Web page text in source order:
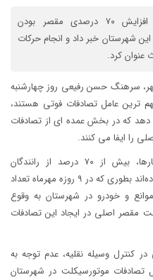
فرمانده انتظامی شهرستان میانه از افزایش ۷۰ درصدی مقصر بودن
شهرستان خبر داد و انجام حرکات
عنوان کرد.
سرهنگ حسن رفیعی روز چهارشنبه
ترین عامل تصادفات فوتی هستند،
که در بخش عمده ای از تصادفات
را ایفا می کنند.
این مقام انتظامی افزود: بر اساس آمارها، بیش از ۷۰ درصد از رانندگان
موتورسیکلت در تصادفات جرحی مقصر بوده‌اند بطوری که در ۹ روزه مهرماه تعداد
و خودرو در شهرستان به وقوع
مقصر اصلی در ایجاد این تصادفات
کنترل وسیله نقلیه، عدم توجه به
تصادفات موتورسیکلت در شهرستان